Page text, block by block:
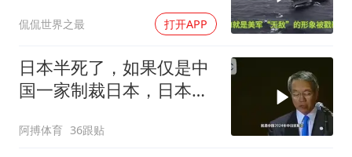
侃侃世界之最 打开APP
日本半死了，如果仅是中
国一家制裁日本，日本可
阿搏体育 36跟贴